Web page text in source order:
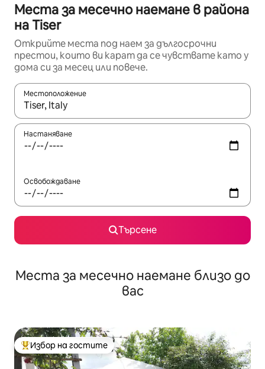
Места за месечно наемане в района
на Tiser
Открийте места под наем за дългосрочни
престои, които ви карат да се чувствате като у
дома си за месец или повече.
Местоположение
Когато резултатите се покажат, използвайте
Настаняване
Освобождаване
Търсене
Места за месечно наемане близо до
вас
Най-популярен избор на гостите
Избор на гостите